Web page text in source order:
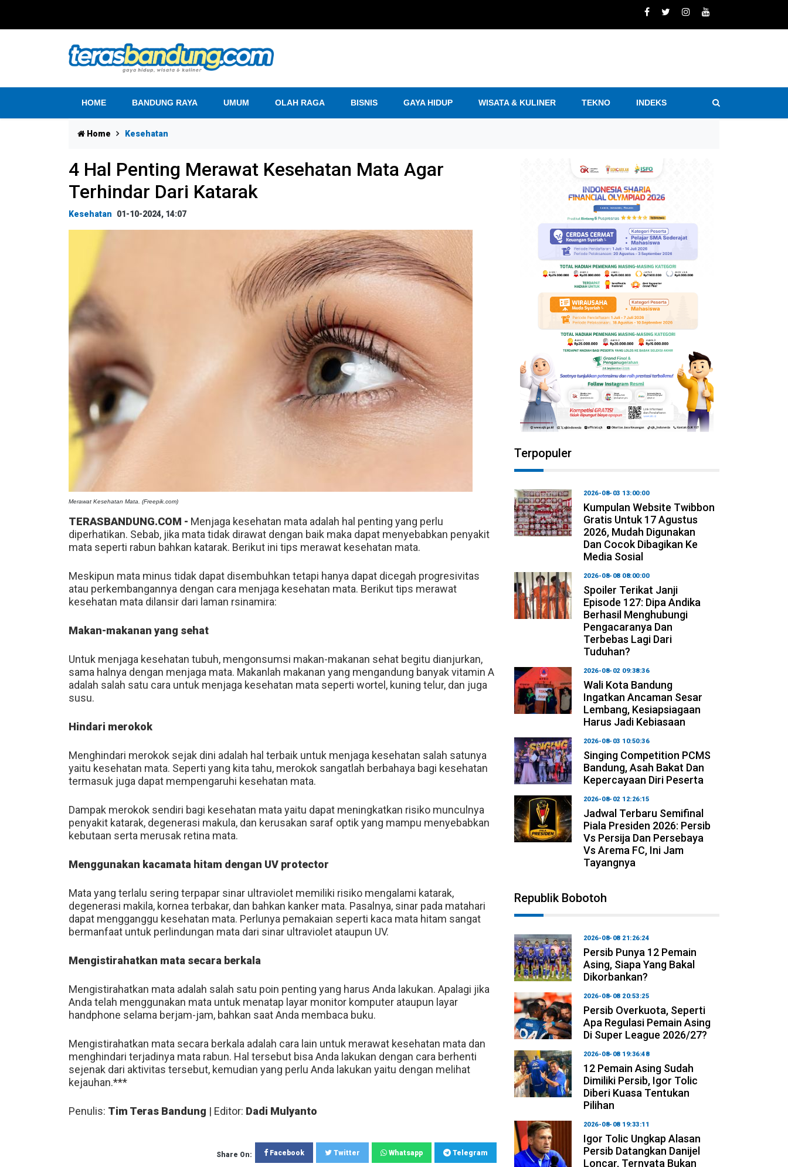
HOME BANDUNG RAYA UMUM OLAH RAGA BISNIS GAYA HIDUP WISATA & KULINER TEKNO INDEKS
Home Kesehatan
4 Hal Penting Merawat Kesehatan Mata Agar
Terhindar Dari Katarak
Kesehatan 01-10-2024, 14:07
Merawat Kesehatan Mata. (Freepik.com)
TERASBANDUNG.COM - Menjaga kesehatan mata adalah hal penting yang perlu
diperhatikan. Sebab, jika mata tidak dirawat dengan baik maka dapat menyebabkan penyakit
mata seperti rabun bahkan katarak. Berikut ini tips merawat kesehatan mata.
Meskipun mata minus tidak dapat disembuhkan tetapi hanya dapat dicegah progresivitas
atau perkembangannya dengan cara menjaga kesehatan mata. Berikut tips merawat
kesehatan mata dilansir dari laman rsinamira:
Makan-makanan yang sehat
Untuk menjaga kesehatan tubuh, mengonsumsi makan-makanan sehat begitu dianjurkan,
sama halnya dengan menjaga mata. Makanlah makanan yang mengandung banyak vitamin A
adalah salah satu cara untuk menjaga kesehatan mata seperti wortel, kuning telur, dan juga
susu.
Hindari merokok
Menghindari merokok sejak dini adalah hal terbaik untuk menjaga kesehatan salah satunya
yaitu kesehatan mata. Seperti yang kita tahu, merokok sangatlah berbahaya bagi kesehatan
termasuk juga dapat mempengaruhi kesehatan mata.
Dampak merokok sendiri bagi kesehatan mata yaitu dapat meningkatkan risiko munculnya
penyakit katarak, degenerasi makula, dan kerusakan saraf optik yang mampu menyebabkan
kebutaan serta merusak retina mata.
Menggunakan kacamata hitam dengan UV protector
Mata yang terlalu sering terpapar sinar ultraviolet memiliki risiko mengalami katarak,
degenerasi makila, kornea terbakar, dan bahkan kanker mata. Pasalnya, sinar pada matahari
dapat mengganggu kesehatan mata. Perlunya pemakaian seperti kaca mata hitam sangat
bermanfaat untuk perlindungan mata dari sinar ultraviolet ataupun UV.
Mengistirahatkan mata secara berkala
Mengistirahatkan mata adalah salah satu poin penting yang harus Anda lakukan. Apalagi jika
Anda telah menggunakan mata untuk menatap layar monitor komputer ataupun layar
handphone selama berjam-jam, bahkan saat Anda membaca buku.
Mengistirahatkan mata secara berkala adalah cara lain untuk merawat kesehatan mata dan
menghindari terjadinya mata rabun. Hal tersebut bisa Anda lakukan dengan cara berhenti
sejenak dari aktivitas tersebut, kemudian yang perlu Anda lakukan yaitu dengan melihat
kejauhan.***
Penulis: Tim Teras Bandung | Editor: Dadi Mulyanto
Share On: Facebook Twitter Whatsapp Telegram
Terpopuler
2026-08-03 13:00:00
Kumpulan Website Twibbon
Gratis Untuk 17 Agustus
2026, Mudah Digunakan
Dan Cocok Dibagikan Ke
Media Sosial
2026-08-08 08:00:00
Spoiler Terikat Janji
Episode 127: Dipa Andika
Berhasil Menghubungi
Pengacaranya Dan
Terbebas Lagi Dari
Tuduhan?
2026-08-02 09:38:36
Wali Kota Bandung
Ingatkan Ancaman Sesar
Lembang, Kesiapsiagaan
Harus Jadi Kebiasaan
2026-08-03 10:50:36
Singing Competition PCMS
Bandung, Asah Bakat Dan
Kepercayaan Diri Peserta
2026-08-02 12:26:15
Jadwal Terbaru Semifinal
Piala Presiden 2026: Persib
Vs Persija Dan Persebaya
Vs Arema FC, Ini Jam
Tayangnya
Republik Bobotoh
2026-08-08 21:26:24
Persib Punya 12 Pemain
Asing, Siapa Yang Bakal
Dikorbankan?
2026-08-08 20:53:25
Persib Overkuota, Seperti
Apa Regulasi Pemain Asing
Di Super League 2026/27?
2026-08-08 19:36:48
12 Pemain Asing Sudah
Dimiliki Persib, Igor Tolic
Diberi Kuasa Tentukan
Pilihan
2026-08-08 19:33:11
Igor Tolic Ungkap Alasan
Persib Datangkan Danijel
Loncar, Ternyata Bukan